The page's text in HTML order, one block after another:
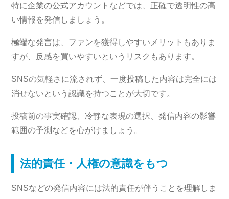
特に企業の公式アカウントなどでは、正確で透明性の高
い情報を発信しましょう。
極端な発言は、ファンを獲得しやすいメリットもありま
すが、反感を買いやすいというリスクもあります。
SNSの気軽さに流されず、一度投稿した内容は完全には
消せないという認識を持つことが大切です。
投稿前の事実確認、冷静な表現の選択、発信内容の影響
範囲の予測などを心がけましょう。
法的責任・人権の意識をもつ
SNSなどの発信内容には法的責任が伴うことを理解しま